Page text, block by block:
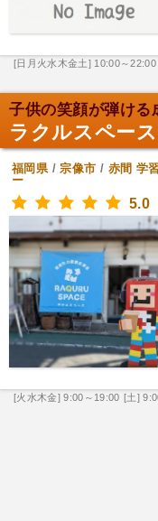
[日月火水木金土] 10:00～22:00
子供の笑顔が弾ける
ラクルスペース
福岡県/宗像市 / 赤間 学
ー
5.0
[火水木金] 9:00～19:00 [土]